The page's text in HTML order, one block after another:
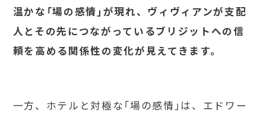
温かな「場の感情」が現れ、ヴィヴィアンが支配
人とその先につながっているブリジットへの信
頼を高める関係性の変化が見えてきます。
一方、ホテルと対極な「場の感情」は、エドワー